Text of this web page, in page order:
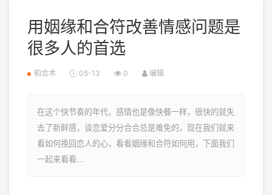
用姻缘和合符改善情感问题是
很多人的首选
和合术 05-13 0 编辑
在这个快节奏的年代，感情也是像快餐一样，很快的就失
去了新鲜感，谈恋爱分分合合总是难免的，现在我们就来
看如何挽回恋人的心，看看姻缘和合符如何用，下面我们
一起来看看...